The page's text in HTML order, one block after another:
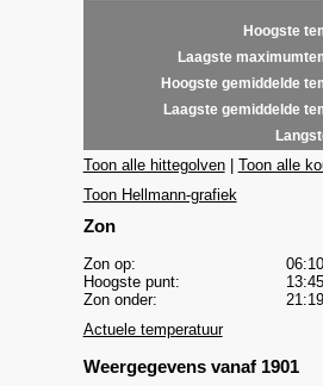
Hoogste
Laagste
Hoogste gemiddelde
Laagste gemiddelde
Toon alle hittegolven| Toon alle
Toon Hellmann-grafiek
Zon
Zon op:
06:10
Hoogste punt:
13:45
Zon onder:
21:19
Actuele temperatuur
Weergegevens vanaf 1901